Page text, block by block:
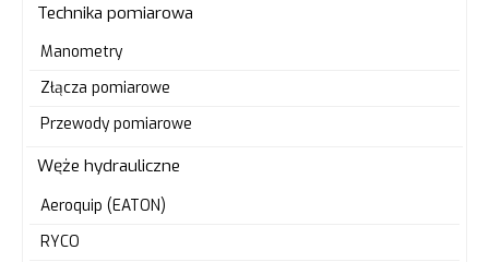
Technika pomiarowa
Manometry
Złącza pomiarowe
Przewody pomiarowe
Węże hydrauliczne
Aeroquip (EATON)
RYCO